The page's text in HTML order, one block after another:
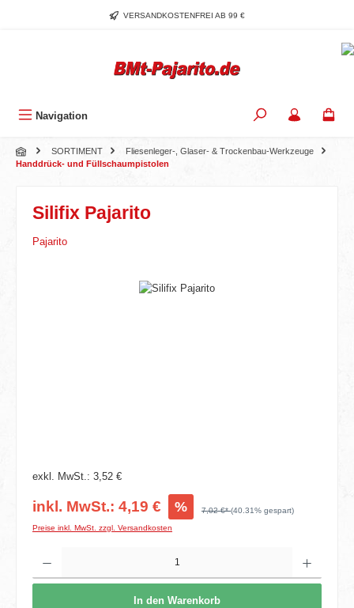
Zum Hauptinhalt springenVERSANDKOSTENFREI AB 99 €
Navigation
SORTIMENT
Fliesenleger-, Glaser- & Trockenbau-Werkzeuge
Handdrück- und Füllschaumpistolen
Silifix Pajarito
Pajarito
Bildergalerie überspringen
exkl. MwSt.: 3,52 €
inkl. MwSt.: 4,19 € % 7,02 €*(40.31% gespart)
Preise inkl. MwSt. zzgl. Versandkosten
In den Warenkorb